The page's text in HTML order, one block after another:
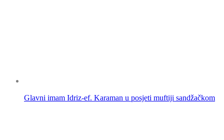
Glavni imam Idriz-ef. Karaman u posjeti muftiji sandžačkom